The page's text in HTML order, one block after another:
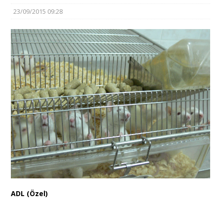
23/09/2015 09:28
ADL (Özel)